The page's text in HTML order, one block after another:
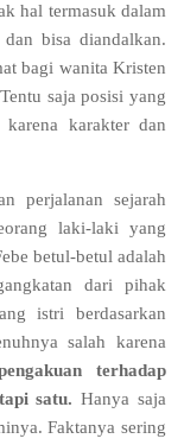
hal termasuk dalam
bisa diandalkan.
bagi wanita Kristen
saja posisi yang
karakter dan
perjalanan sejarah
laki-laki yang
betul-betul adalah
dari pihak
istri berdasarkan
salah karena
terhadap
satu. Hanya saja
Faktanya sering